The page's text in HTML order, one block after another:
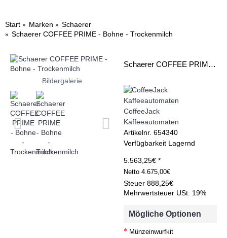
Start Marken
Schaerer
Schaerer COFFEE PRIME - Bohne - Trockenmilch
Bildergalerie
Schaerer COFFEE PRIME - Bohne - Trockenmilch
CoffeeJack
Kaffeeautomaten
Artikelnr. 654340
Verfügbarkeit Lagernd
5.563,25€ *
Netto 4.675,00€
Steuer 888,25€
Mehrwertsteuer USt. 19%
Mögliche Optionen
Münzeinwurfkit